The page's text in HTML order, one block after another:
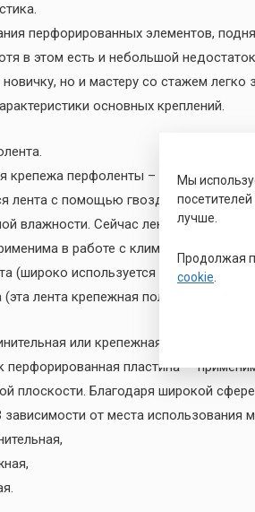
перфорированных элементов,
в этом есть и небольшой
но и мастеру со стажем
основных креплений.
крепежа перфоленты –
лента с помощью гвоздей или
влажности. Сейчас лента
в работе с климатическим
(широко используется в креплениях
(эта лента крепежная получила
или крепежная пластина.
перфорированная пластина —
плоскости. Благодаря широкой
зависимости от места использования
Мы
лучше.
Продолжая
cookie